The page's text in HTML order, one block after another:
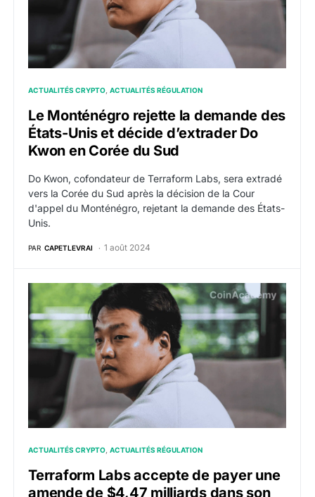
ACTUALITÉS CRYPTO ACTUALITÉS RÉGULATION
Le Monténégro rejette la demande des
États-Unis et décide d’extrader Do
Kwon en Corée du Sud
Do Kwon, cofondateur de Terraform Labs, sera extradé
vers la Corée du Sud après la décision de la Cour
d'appel du Monténégro, rejetant la demande des États-
Unis.
PAR CAPETLEVRAI 1 août 2024
Terraform Labs accepte de payer une amende de
ACTUALITÉS CRYPTO ACTUALITÉS RÉGULATION
Terraform Labs accepte de payer une
amende de $4,47 milliards dans son